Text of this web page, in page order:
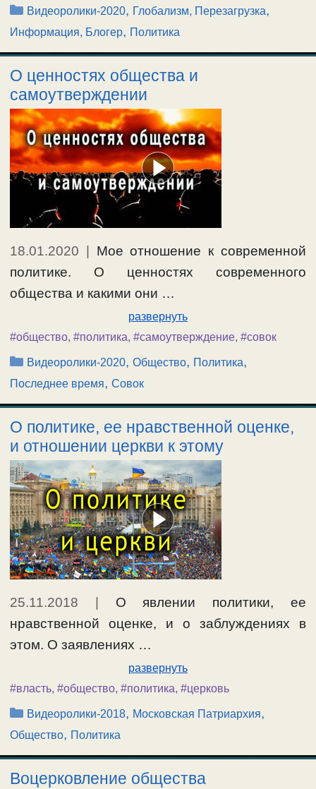
Рубрики
Видеоролики-2020, Глобализм, Перезагрузка,
Информация, Блогер, Политика
О ценностях общества и
самоутверждении
18.01.2020
Мое отношение к современной
политике. О ценностях современного
общества и какими они …
развернуть
#общество, #политика, #самоутверждение, #совок
Рубрики
Видеоролики-2020,Общество, Политика,
Последнее время, Совок
О политике, ее нравственной оценке,
и отношении церкви к этому
25.11.2018
О явлении политики, ее
нравственной оценке, и о заблуждениях в
этом. О заявлениях …
развернуть
#власть, #общество, #политика, #церковь
Рубрики
Видеоролики-2018, Московская Патриархия,
Общество, Политика
Воцерковление общества